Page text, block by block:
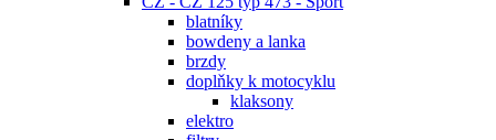
blatníky
bowdeny a lanka
brzdy
doplňky k motocyklu
klaksony
elektro